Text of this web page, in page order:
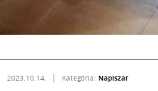
2023.10.14. Kategória: Napiszar